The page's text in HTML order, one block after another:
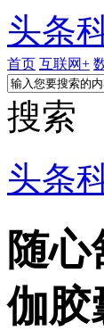
头条
首页 互联网+
搜索
头条
随
伽胶